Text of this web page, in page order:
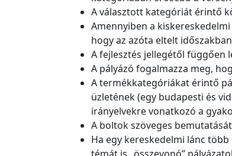
A választott kategóriát érintő
Amennyiben a
hogy az azóta eltelt
A fejlesztés jellegétől függően
A pályázó fogalmazza meg,
A termékkategóriákat érintő
üzletének (egy budapesti és
irányelvekre vonatkozó a
A boltok szöveges
Ha egy kereskedelmi lánc